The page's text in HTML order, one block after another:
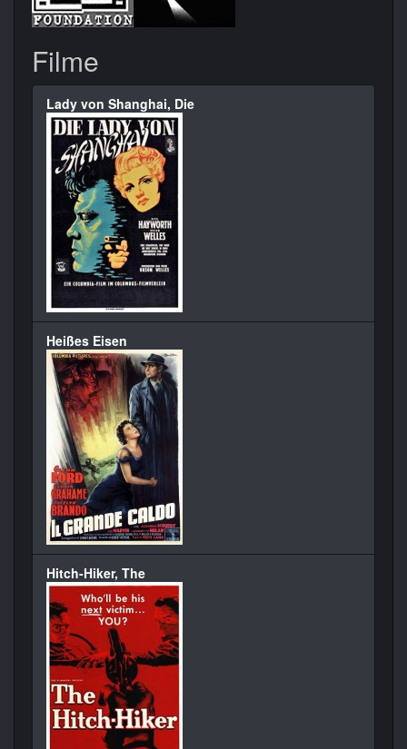
Filme
Lady von Shanghai, Die
Heißes Eisen
Hitch-Hiker, The